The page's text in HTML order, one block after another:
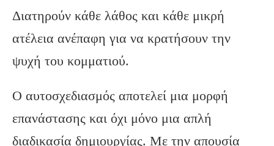
Διατηρούν κάθε λάθος και κάθε μικρή
ατέλεια ανέπαφη για να κρατήσουν την
ψυχή του κομματιού.
Ο αυτοσχεδιασμός αποτελεί μια μορφή
επανάστασης και όχι μόνο μια απλή
διαδικασία δημιουργίας. Με την απουσία